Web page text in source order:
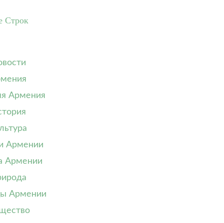
Строк
Армения
Армении
Армении
Армении